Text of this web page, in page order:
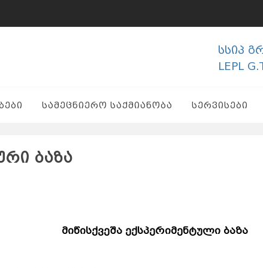
სსიპ
LEPL
ᲡᲐᲛᲔᲪᲜᲘᲔᲠᲝ ᲡᲐᲥᲛᲘᲐᲜᲝᲑᲐ ᲡᲔᲠᲕᲘᲡᲔᲑᲘ
ბაზა
მიწისქვეშა ექსპერიმენტული ბაზა